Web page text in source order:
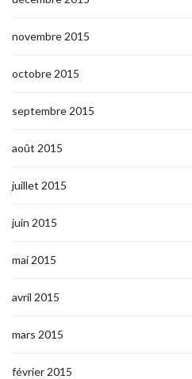
novembre 2015
octobre 2015
septembre 2015
août 2015
juillet 2015
juin 2015
mai 2015
avril 2015
mars 2015
février 2015